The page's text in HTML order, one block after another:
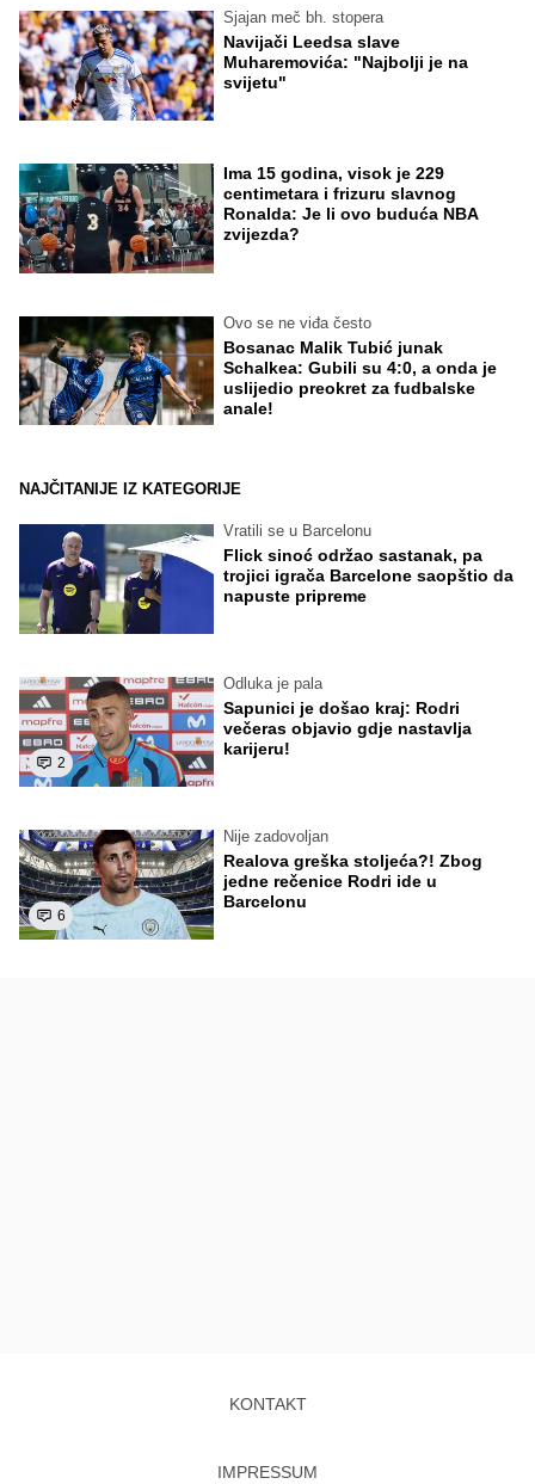
Sjajan meč bh. stopera
Navijači Leedsa slave
Muharemovića: "Najbolji je na
svijetu"
Ima 15 godina, visok je 229
centimetara i frizuru slavnog
Ronalda: Je li ovo buduća NBA
zvijezda?
Ovo se ne viđa često
Bosanac Malik Tubić junak
Schalkea: Gubili su 4:0, a onda je
uslijedio preokret za fudbalske
anale!
NAJČITANIJE IZ KATEGORIJE
Vratili se u Barcelonu
Flick sinoć održao sastanak, pa
trojici igrača Barcelone saopštio da
napuste pripreme
2
Odluka je pala
Sapunici je došao kraj: Rodri
večeras objavio gdje nastavlja
karijeru!
6
Nije zadovoljan
Realova greška stoljeća?! Zbog
jedne rečenice Rodri ide u
Barcelonu
KONTAKT
IMPRESSUM